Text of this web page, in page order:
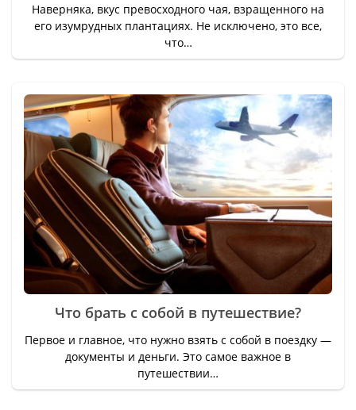
Наверняка, вкус превосходного чая, взращенного на
его изумрудных плантациях. Не исключено, это все,
что…
Что брать с собой в путешествие?
Первое и главное, что нужно взять с собой в поездку —
документы и деньги. Это самое важное в
путешествии…